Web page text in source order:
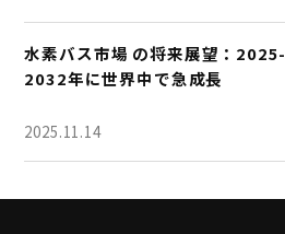
水素バス市場 の将来展望：2025-
2032年に世界中で急成長
2025.11.14